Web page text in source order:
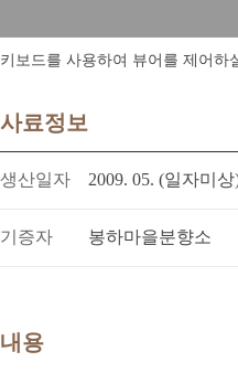
키보드를 사용하여 뷰어를 제어하
사료정보
생산일자 2009. 05. (일자미상
기증자 봉하마을분향소
내용